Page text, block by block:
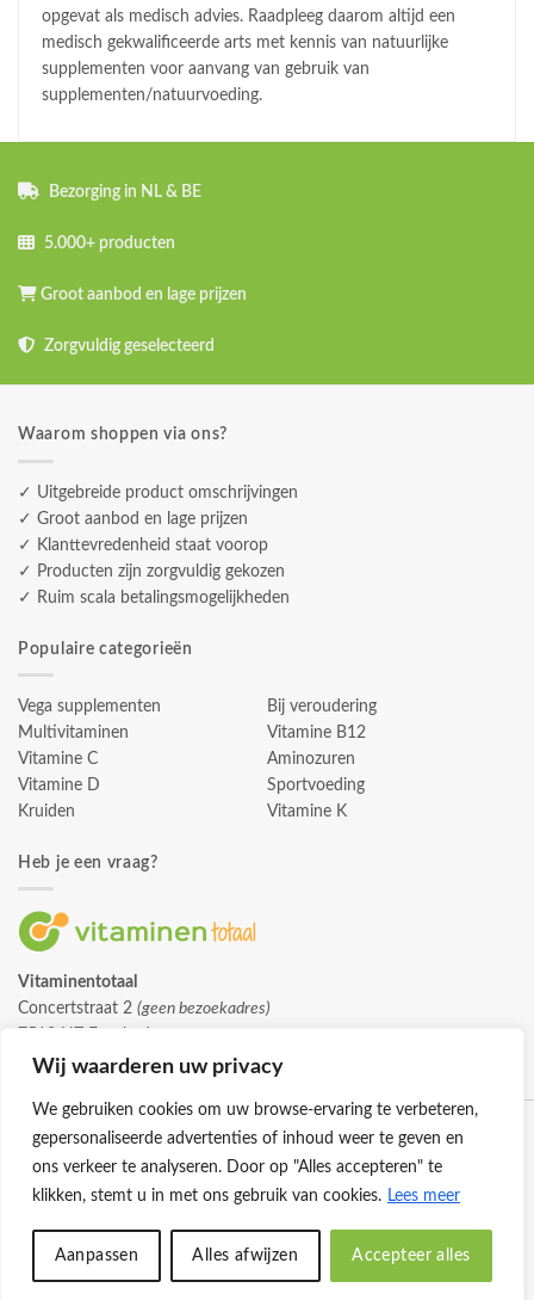
Wij waarderen uw privacy
We gebruiken cookies om uw browse-ervaring te verbeteren,
gepersonaliseerde advertenties of inhoud weer te geven en
ons verkeer te analyseren. Door op "Alles accepteren" te
klikken, stemt u in met ons gebruik van cookies. Lees meer
Aanpassen Alles afwijzen Accepteer alles
opgevat als medisch advies. Raadpleeg daarom altijd een
medisch gekwalificeerde arts met kennis van natuurlijke
supplementen voor aanvang van gebruik van
supplementen/natuurvoeding.
Bezorging in NL & BE
5.000+ producten
Groot aanbod en lage prijzen
Zorgvuldig geselecteerd
Waarom shoppen via ons?
✓ Uitgebreide product omschrijvingen
✓ Groot aanbod en lage prijzen
✓ Klanttevredenheid staat voorop
✓ Producten zijn zorgvuldig gekozen
✓ Ruim scala betalingsmogelijkheden
Populaire categorieën
Vega supplementen
Multivitaminen
Vitamine C
Vitamine D
Kruiden
Bij veroudering
Vitamine B12
Aminozuren
Sportvoeding
Vitamine K
Heb je een vraag?
Vitaminentotaal
Concertstraat 2 (geen bezoekadres)
info@vitaminentotaal.nl
© 2026 -Vitaminentotaal.nl